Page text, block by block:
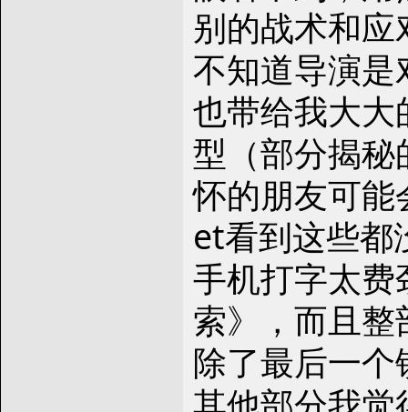
别的战术和应
不知道导演
也带给我大
型（部分揭
怀的朋友可
et看到这些都
手机打字太
索》，而且
除了最后一